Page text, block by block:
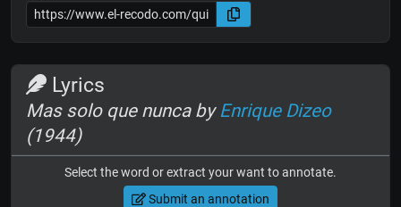
Lyrics
Mas solo que nunca byEnrique Dizeo
(1944)
Select the word or extract your want to annotate.
Submit an annotation